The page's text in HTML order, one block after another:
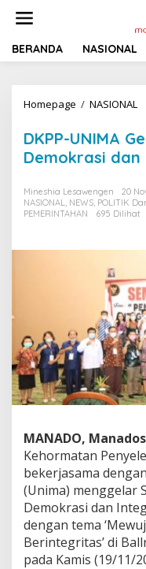
t
BERANDA NASIONAL
Homepage / NASIONAL
P
P
-
N
I
M
a
r
S
e
m
i
n
a
r
s
i
o
n
l
D
e
m
DKPP-UNIMA
Demokrasi
Mineshia Lesawengen
20
NASIONAL, NEWS, POLITIK
PEMERINTAHAN
695 Dilihat
MANADO,
Kehormatan
bekerjasama
(Unima) menggelar
Demokrasi dan
dengan tema
Berintegritas’ di
pada Kamis (19/11/